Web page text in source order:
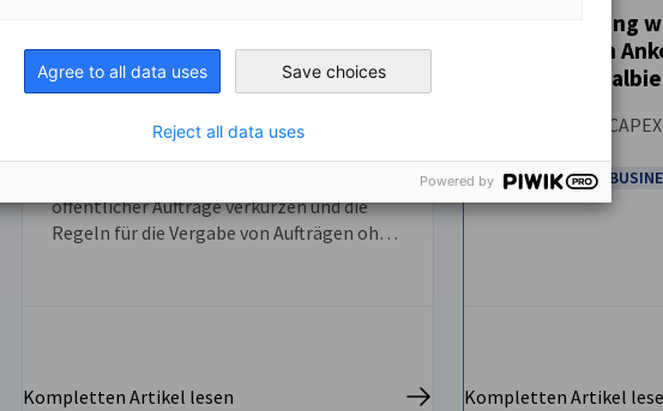
NEUIGKEITEN
gegen das Vergabegesetz
sanktionieren und verkürzt die
öffentlicher Aufträge verkürzen und die
Regeln für die Vergabe von Aufträgen ohne
Kompletten Artikel lesen
Die Regierung
fiskalischen
% des BIP
mit erhöhten
WIRTSCHAFT &
Kompletten Artikel
Agree to all data uses Save choices
Reject all data uses
Powered by